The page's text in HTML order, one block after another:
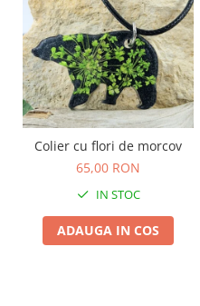
Accesorii tricotate
Decor Crăciun
TOATE Bijuteriile și Accesoriile
TOATE Produsele Zero Waste
TOATE Produsele Personalizate
Colier cu flori de morcov
65,00 RON
IN STOC
ADAUGA IN COS